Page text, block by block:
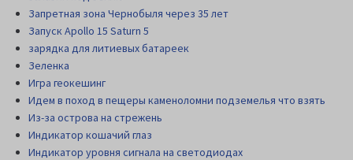
Запретная зона Чернобыля через 35 лет
Запуск Apollo 15 Saturn 5
зарядка для литиевых батареек
Зеленка
Игра геокешинг
Идем в поход в пещеры каменоломни подземелья что взять
Из-за острова на стрежень
Индикатор кошачий глаз
Индикатор уровня сигнала на светодиодах